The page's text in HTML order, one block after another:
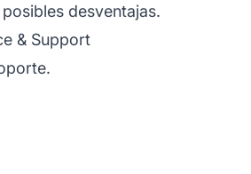
desventajas.
& Support